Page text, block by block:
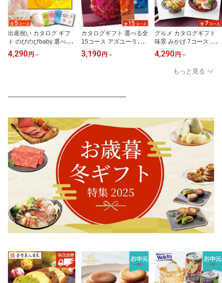
出産祝い カタログ ギフ
ト のびのびbaby 選べる
全5コース 送料無料 贈り
物 カタログ プレゼント
で 楽天 ベイビー 人気
4,290円 ～
カタログギフト 選べる全
15コース アズユーライ
ク カタログ グルメ スイ
ーツ お菓子 選べるギフ
中元 暑中見舞い 夏ギフ
ト
3,190円 ～
グルメ カタログギフト
味景 みかげ 7コース カタ
ログ グルメ 内祝い 香典
返し 結婚祝い 肉 海鮮 ス
イーツ お菓子 ご馳走 名
店 贅沢 美味しい お返し
フト 暑中見舞い
4,290円 ～
もっと見る
―――――――――――――――――